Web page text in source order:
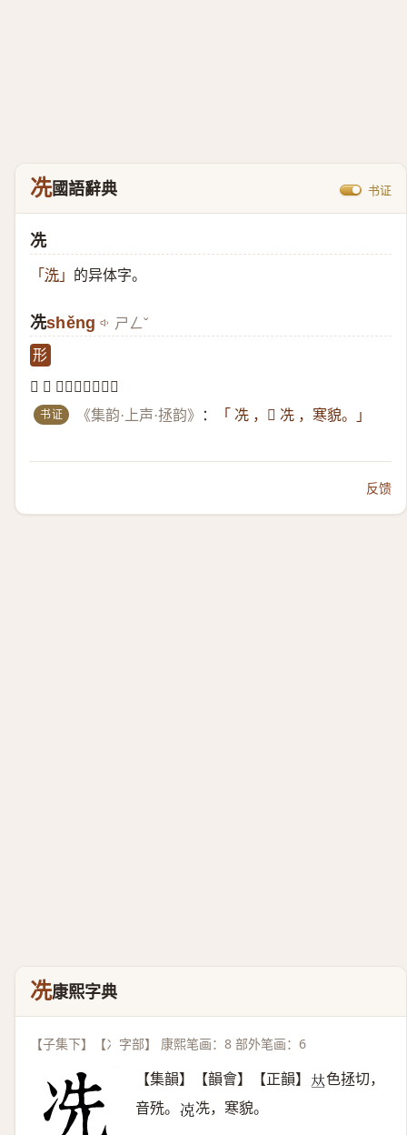
冼國語辭典 书证
冼
「 洗 」 的异体字。
冼shěng ㄕㄥˇ
形
𠗌 冼 ：寒冷的样子。
书证 《集韵·上声·拯韵》 ： 「 冼 ，𠗌 冼 ，寒貌。」
反馈
冼康熙字典
【子集下】【冫字部】 康熙笔画：8 部外笔画：6
【集韻】【韻會】【正韻】 𠀤色拯切，
音㱡。 𠗌 冼，寒貌。